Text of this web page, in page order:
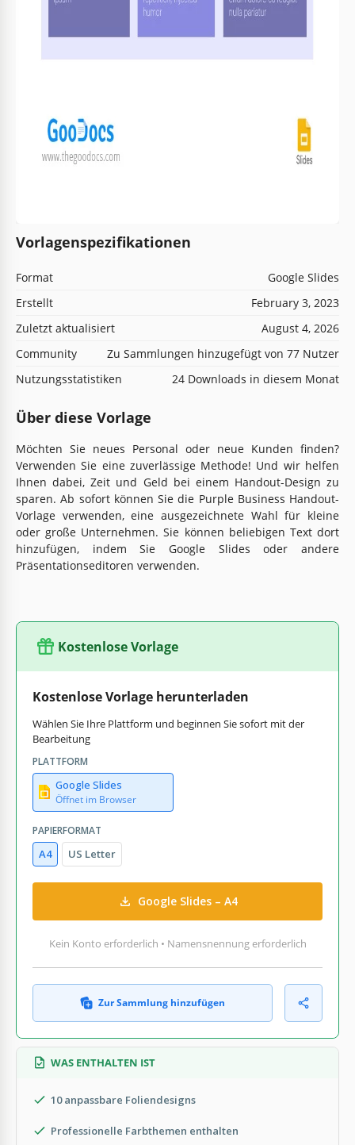
Vorlagenspezifikationen
Format
Google Slides
Erstellt
February 3, 2023
Zuletzt aktualisiert
August 4, 2026
Community
Zu Sammlungen hinzugefügt von 77 Nutzer
Nutzungsstatistiken
24 Downloads in diesem Monat
Über diese Vorlage
Möchten Sie neues Personal oder neue Kunden finden?
Verwenden Sie eine zuverlässige Methode! Und wir helfen
Ihnen dabei, Zeit und Geld bei einem Handout-Design zu
sparen. Ab sofort können Sie die Purple Business Handout-
Vorlage verwenden, eine ausgezeichnete Wahl für kleine
oder große Unternehmen. Sie können beliebigen Text dort
hinzufügen, indem Sie Google Slides oder andere
Präsentationseditoren verwenden.
Kostenlose Vorlage
Kostenlose Vorlage herunterladen
Wählen Sie Ihre Plattform und beginnen Sie sofort mit der
Bearbeitung
PLATTFORM
Google Slides
Öffnet im Browser
PAPIERFORMAT
A4 US Letter
Google Slides – A4
Kein Konto erforderlich • Namensnennung erforderlich
Zur Sammlung hinzufügen
WAS ENTHALTEN IST
10 anpassbare Foliendesigns
Professionelle Farbthemen enthalten